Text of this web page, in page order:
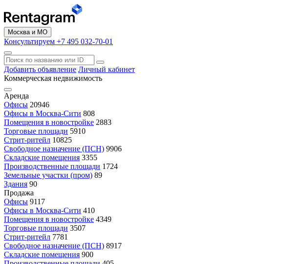
Москва и МО
Консультируем +7 495 032-70-01
Добавить объявление Личный кабинет
Коммерческая недвижимость
Аренда
Офисы 20946
Офисы в Москва-Сити 808
Помещения в новостройке 2883
Торговые площади 5910
Стрит-ритейл 10825
Свободное назначение (ПСН) 9906
Складские помещения 3355
Производственные площади 1724
Земельные участки (пром) 89
Здания 90
Продажа
Офисы 9117
Офисы в Москва-Сити 410
Помещения в новостройке 4349
Торговые площади 3507
Стрит-ритейл 7781
Свободное назначение (ПСН) 8917
Складские помещения 900